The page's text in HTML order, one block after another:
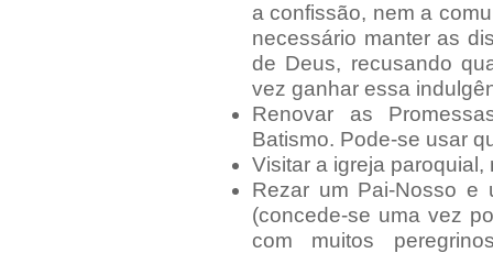
a confissão, nem a
necessário manter as
de Deus, recusando
vez ganhar essa
Renovar as
Batismo. Pode-se usar
Visitar a igreja
Rezar um Pai-Nosso e
(concede-se uma vez
com muitos